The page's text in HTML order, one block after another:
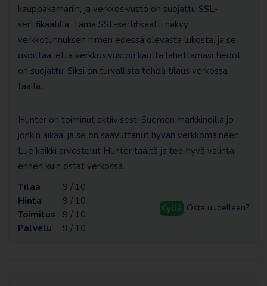
kauppakamariin, ja verkkosivusto on suojattu SSL-
sertifikaatilla. Tämä SSL-sertifikaatti näkyy
verkkotunnuksen nimen edessä olevasta lukosta, ja se
osoittaa, että verkkosivuston kautta lähettämäsi tiedot
on suojattu. Siksi on turvallista tehdä tilaus verkossa
täällä.
Hunter on toiminut aktiivisesti Suomen markkinoilla jo
jonkin aikaa, ja se on saavuttanut hyvän verkkomaineen.
Lue kaikki arvostelut Hunter täältä ja tee hyvä valinta
ennen kuin ostat verkossa.
Tilaa
9 / 10
Hinta
9 / 10
Toimitus
9 / 10
Palvelu
9 / 10
Kyllä Osta uudelleen?